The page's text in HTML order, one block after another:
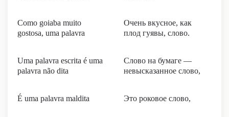
Como goiaba muito
gostosa, uma palavra
Очень вкусное, как
плод гуявы, слово.
Uma palavra escrita é uma
palavra não dita
Слово на бумаге —
невысказанное слово,
É uma palavra maldita Это роковое слово,